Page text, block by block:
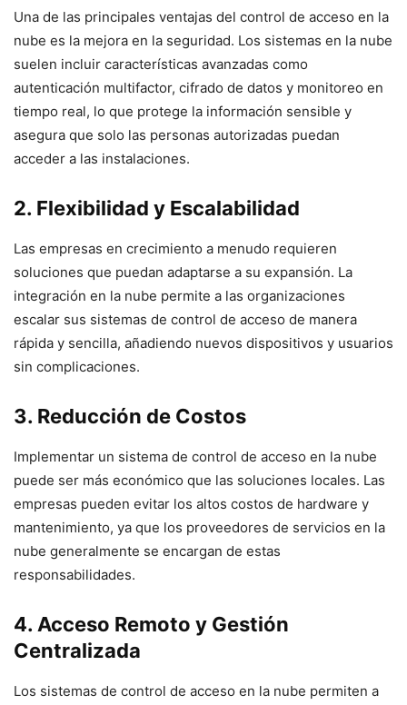
Una de las principales ventajas del control de acceso en la
nube es la mejora en la seguridad. Los sistemas en la nube
suelen incluir características avanzadas como
autenticación multifactor, cifrado de datos y monitoreo en
tiempo real, lo que protege la información sensible y
asegura que solo las personas autorizadas puedan
acceder a las instalaciones.
2. Flexibilidad y Escalabilidad
Las empresas en crecimiento a menudo requieren
soluciones que puedan adaptarse a su expansión. La
integración en la nube permite a las organizaciones
escalar sus sistemas de control de acceso de manera
rápida y sencilla, añadiendo nuevos dispositivos y usuarios
sin complicaciones.
3. Reducción de Costos
Implementar un sistema de control de acceso en la nube
puede ser más económico que las soluciones locales. Las
empresas pueden evitar los altos costos de hardware y
mantenimiento, ya que los proveedores de servicios en la
nube generalmente se encargan de estas
responsabilidades.
4. Acceso Remoto y Gestión
Centralizada
Los sistemas de control de acceso en la nube permiten a